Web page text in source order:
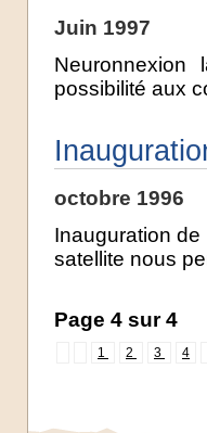
Juin 1997
possibilité aux
octobre 1996
Inauguration
satellite nous
Page 4 sur 4
1 2 3 4